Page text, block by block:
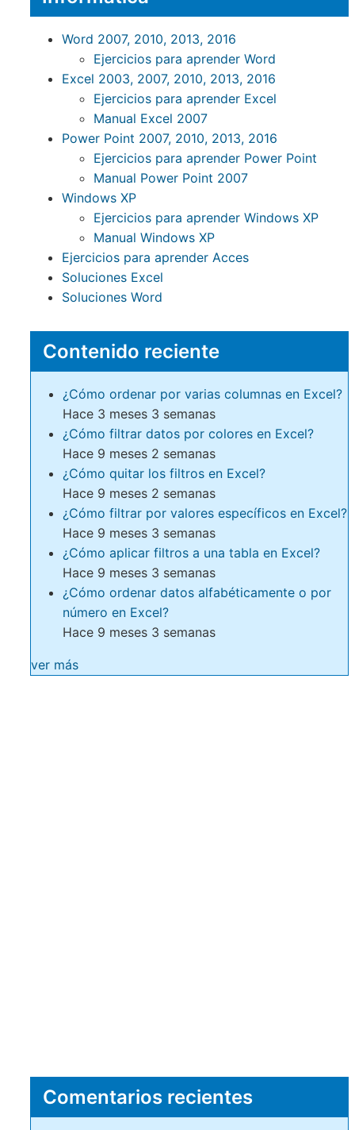
Word 2007, 2010, 2013, 2016
Ejercicios para aprender Word
Excel 2003, 2007, 2010, 2013, 2016
Ejercicios para aprender Excel
Manual Excel 2007
Power Point 2007, 2010, 2013, 2016
Ejercicios para aprender Power Point
Manual Power Point 2007
Windows XP
Ejercicios para aprender Windows XP
Manual Windows XP
Ejercicios para aprender Acces
Soluciones Excel
Soluciones Word
Contenido reciente
¿Cómo ordenar por varias columnas en Excel?
Hace 3 meses 3 semanas
¿Cómo filtrar datos por colores en Excel?
Hace 9 meses 2 semanas
¿Cómo quitar los filtros en Excel?
Hace 9 meses 2 semanas
¿Cómo filtrar por valores específicos en Excel?
Hace 9 meses 3 semanas
¿Cómo aplicar filtros a una tabla en Excel?
Hace 9 meses 3 semanas
¿Cómo ordenar datos alfabéticamente o por
número en Excel?
Hace 9 meses 3 semanas
ver más
Comentarios recientes